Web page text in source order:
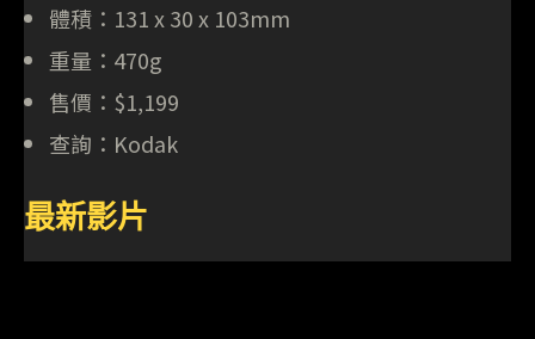
體積：131 x 30 x 103mm
重量：470g
售價：$1,199
查詢：Kodak
最新影片